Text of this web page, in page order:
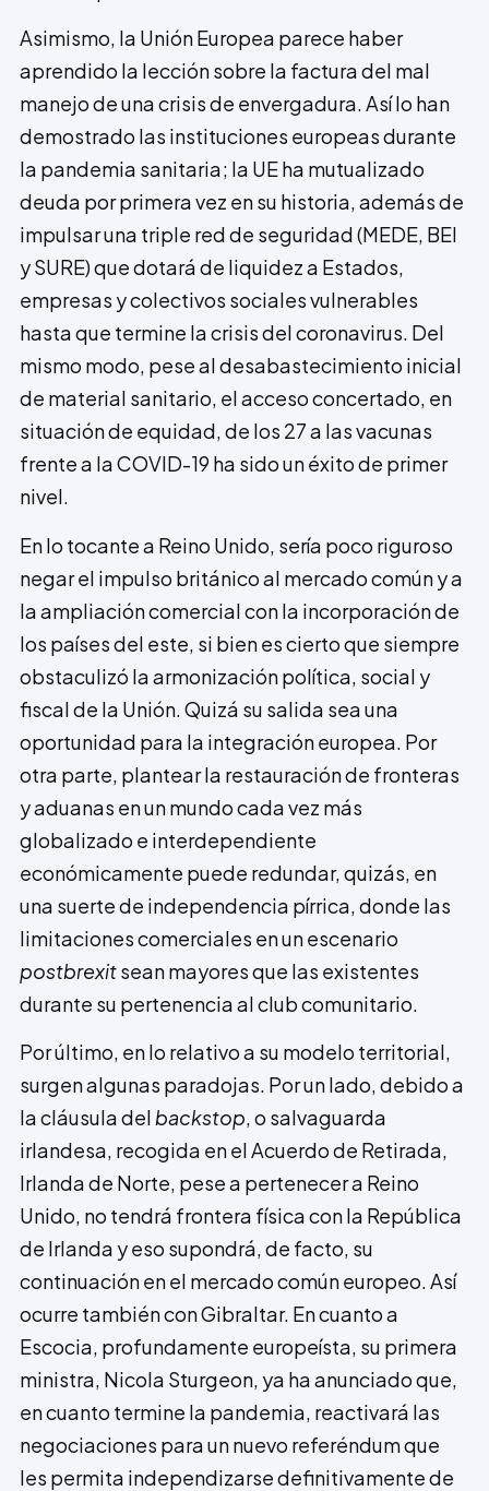
Asimismo, la Unión Europea parece haber
aprendido la lección sobre la factura del mal
manejo de una crisis de envergadura. Así lo han
demostrado las instituciones europeas durante
la pandemia sanitaria; la UE ha mutualizado
deuda por primera vez en su historia, además de
impulsar una triple red de seguridad (MEDE, BEI
y SURE) que dotará de liquidez a Estados,
empresas y colectivos sociales vulnerables
hasta que termine la crisis del coronavirus. Del
mismo modo, pese al desabastecimiento inicial
de material sanitario, el acceso concertado, en
situación de equidad, de los 27 a las vacunas
frente a la COVID-19 ha sido un éxito de primer
nivel.
En lo tocante a Reino Unido, sería poco riguroso
negar el impulso británico al mercado común y a
la ampliación comercial con la incorporación de
los países del este, si bien es cierto que siempre
obstaculizó la armonización política, social y
fiscal de la Unión. Quizá su salida sea una
oportunidad para la integración europea. Por
otra parte, plantear la restauración de fronteras
y aduanas en un mundo cada vez más
globalizado e interdependiente
económicamente puede redundar, quizás, en
una suerte de independencia pírrica, donde las
limitaciones comerciales en un escenario
postbrexitsean mayores que las existentes
durante su pertenencia al club comunitario.
Por último, en lo relativo a su modelo territorial,
surgen algunas paradojas. Por un lado, debido a
la cláusula del backstop, o salvaguarda
irlandesa, recogida en el Acuerdo de Retirada,
Irlanda de Norte, pese a pertenecer a Reino
Unido, no tendrá frontera física con la República
de Irlanda y eso supondrá, de facto, su
continuación en el mercado común europeo. Así
ocurre también con Gibraltar. En cuanto a
Escocia, profundamente europeísta, su primera
ministra, Nicola Sturgeon, ya ha anunciado que,
en cuanto termine la pandemia, reactivará las
negociaciones para un nuevo referéndum que
les permita independizarse definitivamente de